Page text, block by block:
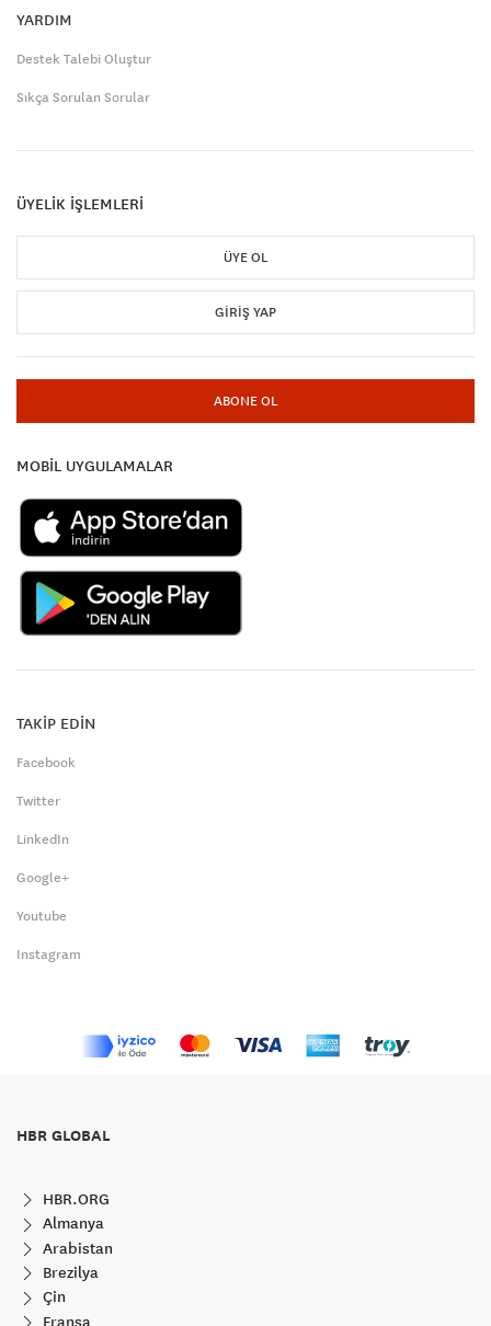
YARDIM
Destek Talebi Oluştur
Sıkça Sorulan Sorular
ÜYELİK İŞLEMLERİ
ÜYE OL
GIRIŞ YAP
ABONE OL
MOBİL UYGULAMALAR
TAKİP EDİN
Facebook
Twitter
LinkedIn
Google+
Youtube
Instagram
HBR GLOBAL
HBR.ORG
Almanya
Arabistan
Brezilya
Çin
Fransa